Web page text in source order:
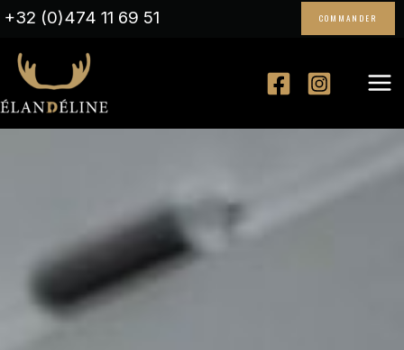
Skip
content
+32 (0)474 11 69 51 COMMANDER